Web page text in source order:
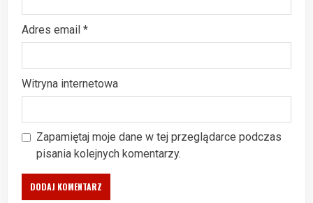
Adres email *
Witryna internetowa
Zapamiętaj moje dane w tej przeglądarce podczas
pisania kolejnych komentarzy.